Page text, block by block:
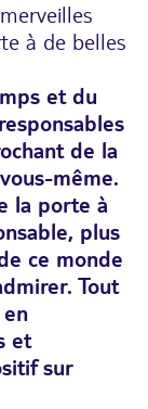
à de belles
et du
de la
même.
la porte à
plus
ce monde
Tout
et
sur